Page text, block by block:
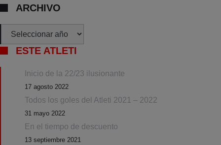
ARCHIVO
Archivos
ESTE ATLETI
Inicio de la 22/23 ilusionante
17 agosto 2022
Todos los goles del Atleti 2021 – 2022
31 mayo 2022
En el tiempo de descuento
13 septiembre 2021